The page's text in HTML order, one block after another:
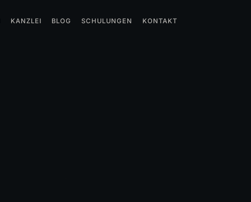
KANZLEI BLOG SCHULUNGEN KONTAKT